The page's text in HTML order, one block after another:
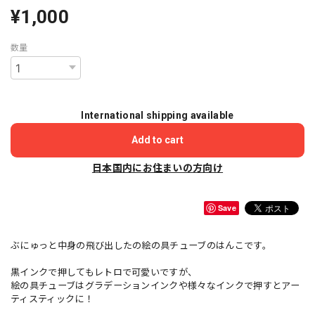
¥1,000
数量
International shipping available
Add to cart
日本国内にお住まいの方向け
Save
ぶにゅっと中身の飛び出したの絵の具チューブのはんこです。
黒インクで押してもレトロで可愛いですが、
絵の具チューブはグラデーションインクや様々なインクで押すとアー
ティスティックに！